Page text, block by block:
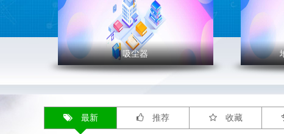
' >
吸尘器
吸尘器是清除灰尘和其他细碎脏
' >
应急
最新 推荐 收藏